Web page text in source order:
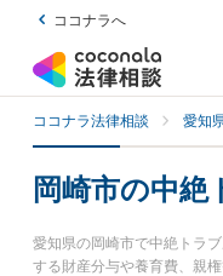
ココナラへ
ココナラ法律相談 愛知
岡崎市の中
愛知県の岡崎市で中絶トラ
する財産分与や養育費、親